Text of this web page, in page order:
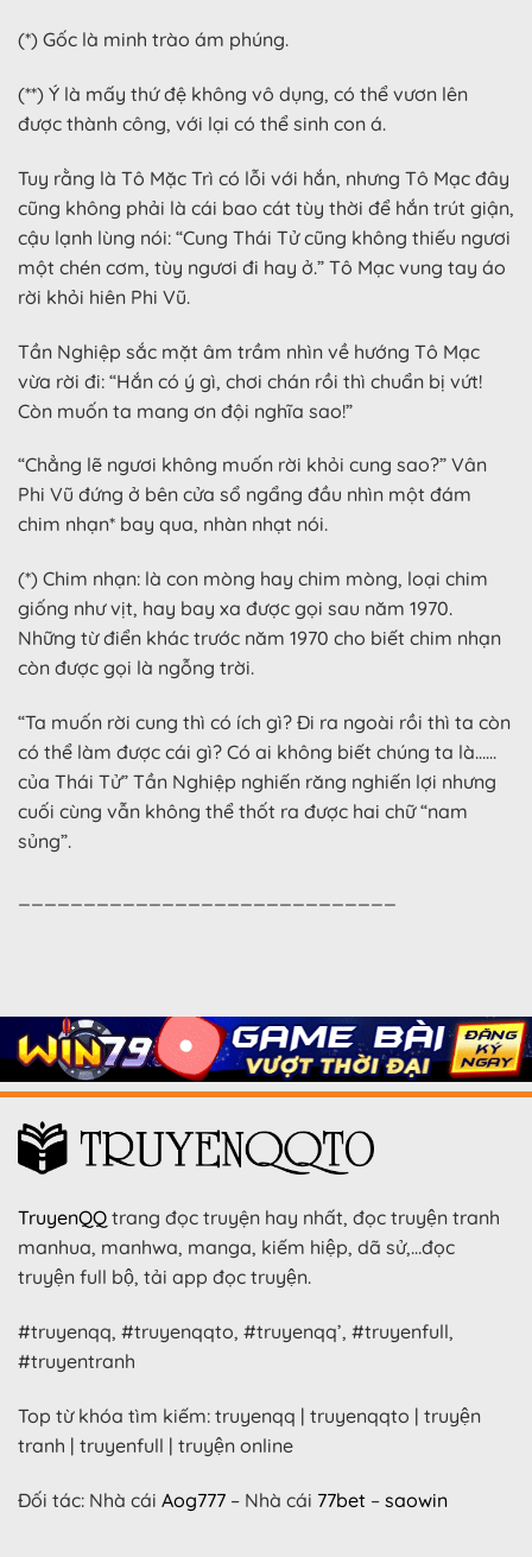
(*) Gốc là minh trào ám phúng.
(**) Ý là mấy thứ đệ không vô dụng, có thể vươn lên
được thành công, với lại có thể sinh con á.
Tuy rằng là Tô Mặc Trì có lỗi với hắn, nhưng Tô Mạc đây
cũng không phải là cái bao cát tùy thời để hắn trút giận,
cậu lạnh lùng nói: “Cung Thái Tử cũng không thiếu ngươi
một chén cơm, tùy ngươi đi hay ở.” Tô Mạc vung tay áo
rời khỏi hiên Phi Vũ.
Tần Nghiệp sắc mặt âm trầm nhìn về hướng Tô Mạc
vừa rời đi: “Hắn có ý gì, chơi chán rồi thì chuẩn bị vứt!
Còn muốn ta mang ơn đội nghĩa sao!”
“Chẳng lẽ ngươi không muốn rời khỏi cung sao?” Vân
Phi Vũ đứng ở bên cửa sổ ngẩng đầu nhìn một đám
chim nhạn* bay qua, nhàn nhạt nói.
(*) Chim nhạn: là con mòng hay chim mòng, loại chim
giống như vịt, hay bay xa được gọi sau năm 1970.
Những từ điển khác trước năm 1970 cho biết chim nhạn
còn được gọi là ngỗng trời.
“Ta muốn rời cung thì có ích gì? Đi ra ngoài rồi thì ta còn
có thể làm được cái gì? Có ai không biết chúng ta là……
của Thái Tử” Tần Nghiệp nghiến răng nghiến lợi nhưng
cuối cùng vẫn không thể thốt ra được hai chữ “nam
sủng”.
TruyenQQ trang đọc truyện hay nhất, đọc truyện tranh
manhua, manhwa, manga, kiếm hiệp, dã sử,…đọc
truyện full bộ, tải app đọc truyện.
#truyenqq, #truyenqqto, #truyenqq’, #truyenfull,
#truyentranh
Top từ khóa tìm kiếm: truyenqq | truyenqqto | truyện
tranh | truyenfull | truyện online
Đối tác: Nhà cái Aog777 – Nhà cái 77bet – saowin